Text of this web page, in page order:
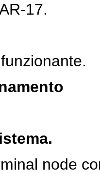
17.
node